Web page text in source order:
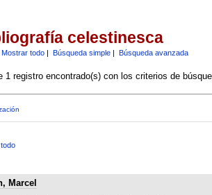
celestinesca
Mostrar todo| Búsqueda simple| Búsqueda avanzada
1 registro encontrado(s) con los criterios de
Marcel